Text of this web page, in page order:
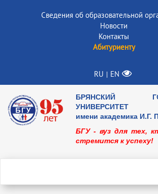
Сведения об образовательной
Новости
Контакты
Абитуриенту
RU | EN
БРЯНСКИЙ
УНИВЕРСИТЕТ
имени академика И.Г.
БГУ - вуз для тех,
стремится к успеху!